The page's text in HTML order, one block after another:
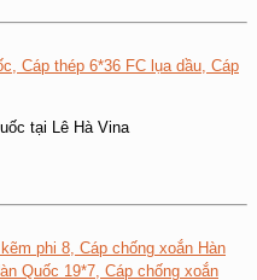
tại Lê Hà Vina